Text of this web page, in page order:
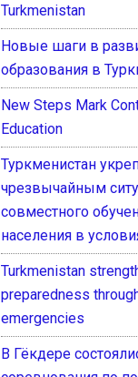
Turkmenistan
Новые шаги в
образования в
New Steps Mark
Education
Туркменистан
чрезвычайным
совместного
населения в
Turkmenistan
preparedness
emergencies
В Гёкдере